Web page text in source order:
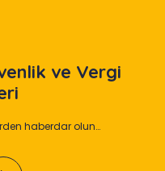
ve Vergi
haberdar olun…